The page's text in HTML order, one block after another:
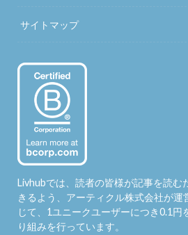
サイトマップ
Livhubでは、読者の皆様が記事を読む
きるよう、アーティクル株式会社が運
じて、1ユニークユーザーにつき0.1円
り組みを行っています。